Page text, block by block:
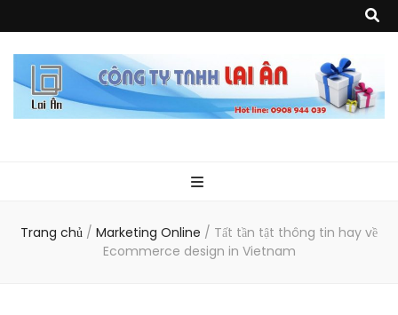
Ân
phẩm về nhựa như áo mưa, túi nhựa, handger…Đặc biệt là các sản phẩm
từ MICA, MDF, FORMAT như tủ trưng bày, quầy, kệ, Tray…
Trang chủ / Marketing Online / Tất tần tật thông tin hay về
Ecommerce design in Vietnam